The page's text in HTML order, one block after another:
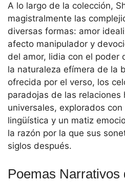
A lo largo de la colección,
magistralmente las
diversas formas: amor
afecto manipulador y
del amor, lidia con el poder
la naturaleza efímera de la
ofrecida por el verso, los
paradojas de las relaciones
universales, explorados
lingüística y un matiz
la razón por la que sus
siglos después.
Poemas Narrativos